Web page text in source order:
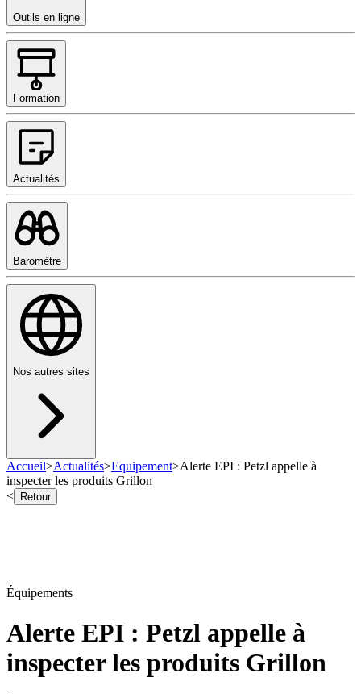
Outils en ligne
Formation
Actualités
Baromètre
Nos autres sites
Accueil>Actualités>Equipement>Alerte EPI : Petzl appelle à
inspecter les produits Grillon
<
Retour
Équipements
Alerte EPI : Petzl appelle à
inspecter les produits Grillon